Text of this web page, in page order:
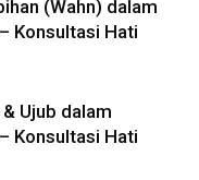
(Wahn) dalam
Konsultasi Hati
Ujub dalam
Konsultasi Hati